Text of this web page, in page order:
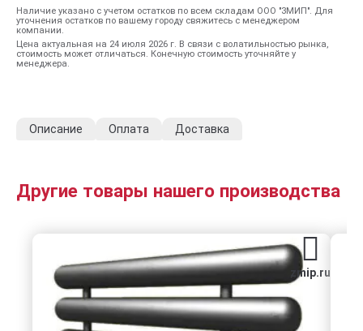
Наличие указано с учетом остатков по всем складам ООО "ЗМИП". Для
уточнения остатков по вашему городу свяжитесь с менеджером
компании.
Цена актуальная на 24 июля 2026 г. В связи с волатильностью рынка,
стоимость может отличаться. Конечную стоимость уточняйте у
менеджера.
Описание Оплата Доставка
Другие товары нашего производства
zmip.ru